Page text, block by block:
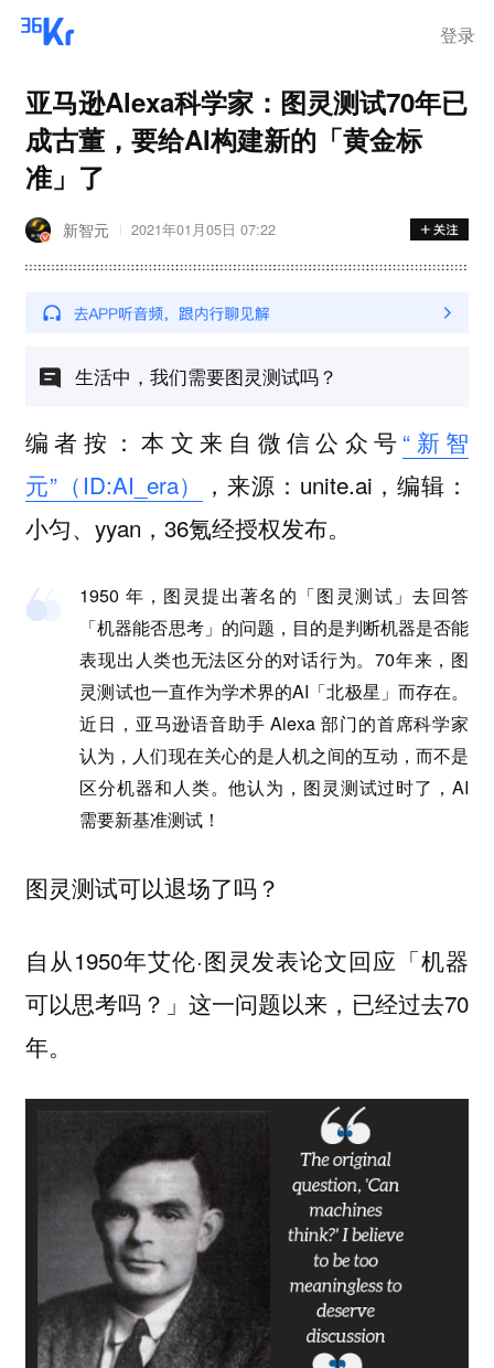
登录
亚马逊Alexa科学家：图灵测试70年已
成古董，要给AI构建新的「黄金标
准」了
新智元 2021年01月05日 07:22
生活中，我们需要图灵测试吗？
编者按：本文来自微信公众号 “新智
元”（ID:AI_era）
， 来源：unite.ai，编辑：
小匀、yyan ，36氪经授权发布。
1950 年，图灵提出著名的「图灵测试」去回答
「机器能否思考」的问题，目的是判断机器是否能
表现出人类也无法区分的对话行为。70年来，图
灵测试也一直作为学术界的AI「北极星」而存在。
近日，亚马逊语音助手 Alexa 部门的首席科学家
认为，人们现在关心的是人机之间的互动，而不是
区分机器和人类。他认为，图灵测试过时了，AI
需要新基准测试！
图灵测试可以退场了吗？
自从1950年艾伦·图灵发表论文回应「机器
可以思考吗？」这一问题以来，已经过去70
年。